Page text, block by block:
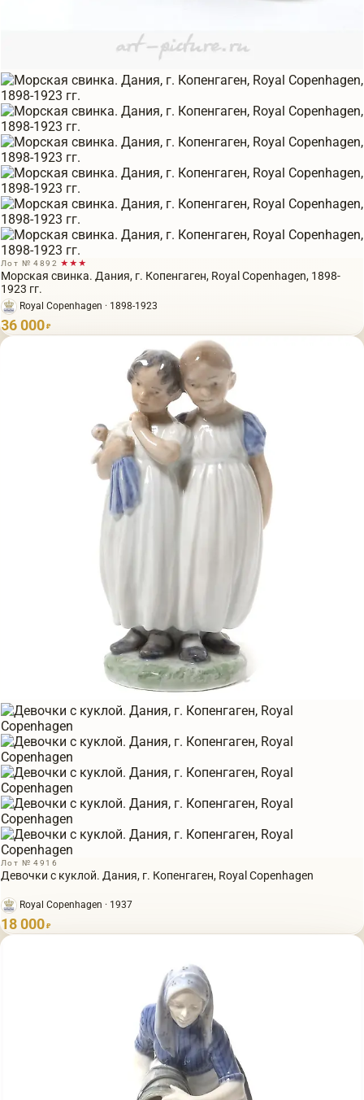
Лот № 4892 ★★★
Морская свинка. Дания, г. Копенгаген, Royal Copenhagen, 1898-
1923 гг.
Royal Copenhagen · 1898-1923
36 000 ₽
Лот № 4916
Девочки с куклой. Дания, г. Копенгаген, Royal Copenhagen
Royal Copenhagen · 1937
18 000 ₽